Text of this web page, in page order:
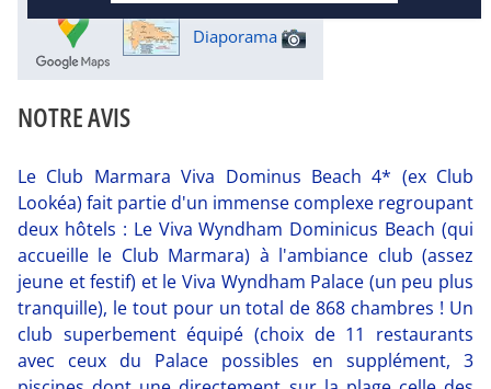
Diaporama
NOTRE AVIS
Le Club Marmara Viva Dominus Beach 4* (ex Club
Lookéa) fait partie d'un immense complexe regroupant
deux hôtels : Le Viva Wyndham Dominicus Beach (qui
accueille le Club Marmara) à l'ambiance club (assez
jeune et festif) et le Viva Wyndham Palace (un peu plus
tranquille), le tout pour un total de 868 chambres ! Un
club superbement équipé (choix de 11 restaurants
avec ceux du Palace possibles en supplément, 3